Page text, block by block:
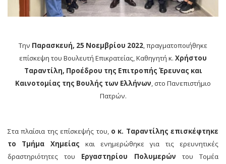
Την Παρασκευή, 25 Νοεμβρίου 2022, πραγματοποιήθηκε
επίσκεψη του Βουλευτή Επικρατείας, Καθηγητή κ. Χρήστου
Ταραντίλη, Προέδρου της Επιτροπής Έρευνας και
Καινοτομίας της Βουλής των Ελλήνων, στο Πανεπιστήμιο
Πατρών.
Στα πλαίσια της επίσκεψής του, ο κ. Ταραντίλης επισκέφτηκε
το Τμήμα Χημείας και ενημερώθηκε για τις ερευνητικές
δραστηριότητες του Εργαστηρίου Πολυμερών του Τομέα